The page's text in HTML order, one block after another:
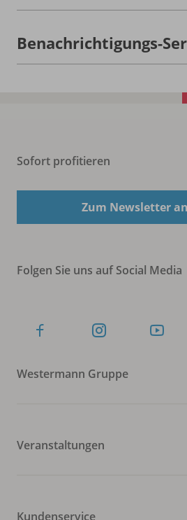
Benachrichtigungs-
Sofort profitieren
Zum Newsletter
Folgen Sie uns auf Social Media
Westermann Gruppe
Veranstaltungen
Kundenservice